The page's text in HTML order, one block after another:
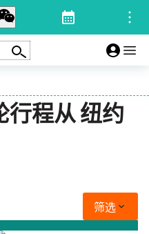
行程从 纽约
筛选